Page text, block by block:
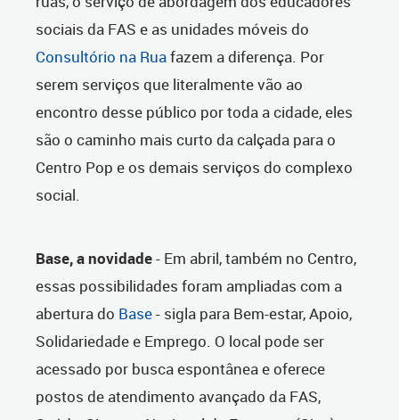
sociais da FAS e as unidades móveis do
Consultório na Ruafazem a diferença. Por
serem serviços que literalmente vão ao
encontro desse público por toda a cidade, eles
são o caminho mais curto da calçada para o
Centro Pop e os demais serviços do complexo
social.
Base, a novidade- Em abril, também no Centro,
essas possibilidades foram ampliadas com a
abertura do Base- sigla para Bem-estar, Apoio,
Solidariedade e Emprego. O local pode ser
acessado por busca espontânea e oferece
postos de atendimento avançado da FAS,